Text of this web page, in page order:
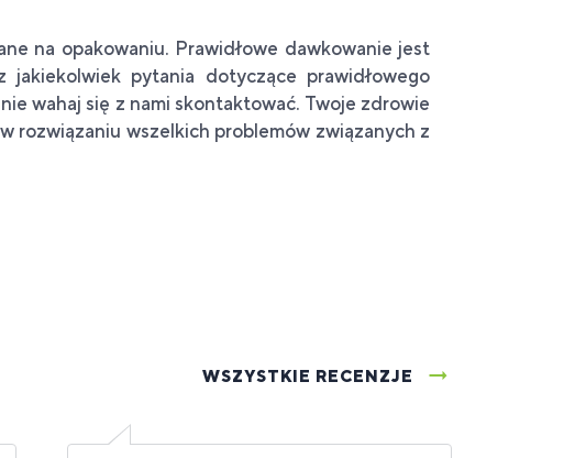
na opakowaniu. Prawidłowe dawkowanie jest
pytania dotyczące prawidłowego
wahaj się z nami skontaktować. Twoje zdrowie
rozwiązaniu wszelkich problemów związanych z
WSZYSTKIE RECENZJE